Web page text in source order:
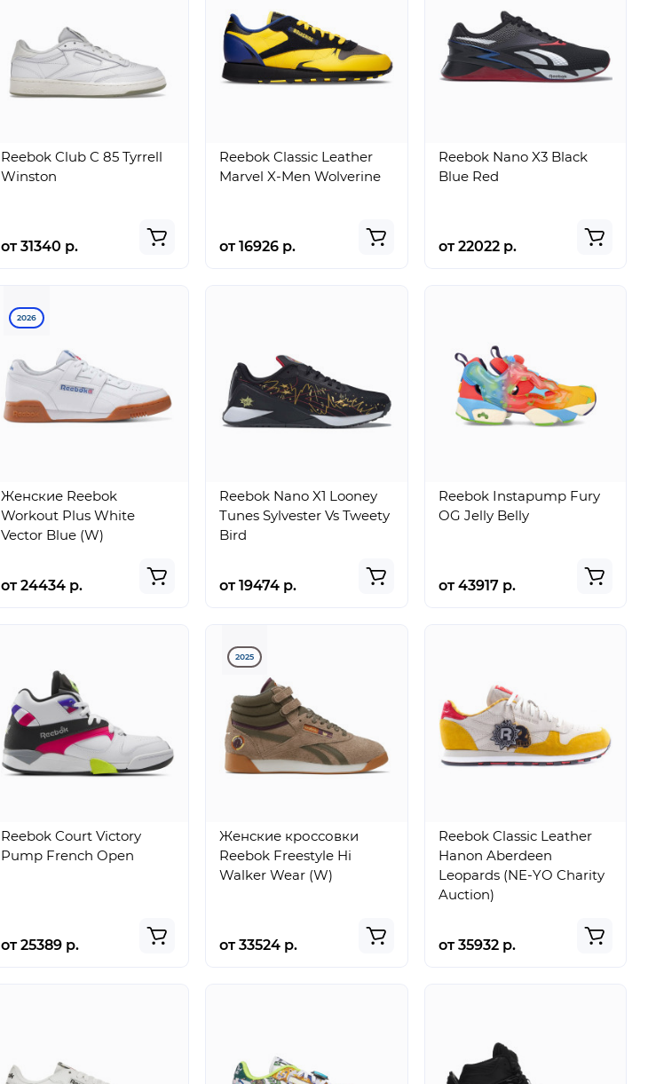
Reebok Club C 85 Tyrrell
Winston
от 31340 р.
Reebok Classic Leather
Marvel X-Men Wolverine
от 16926 р.
Reebok Nano X3 Black
Blue Red
от 22022 р.
2026
Женские Reebok
Workout Plus White
Vector Blue (W)
от 24434 р.
Reebok Nano X1 Looney
Tunes Sylvester Vs Tweety
Bird
от 19474 р.
Reebok Instapump Fury
OG Jelly Belly
от 43917 р.
Reebok Court Victory
Pump French Open
от 25389 р.
2025
Женские кроссовки
Reebok Freestyle Hi
Walker Wear (W)
от 33524 р.
Reebok Classic Leather
Hanon Aberdeen
Leopards (NE-YO Charity
Auction)
от 35932 р.